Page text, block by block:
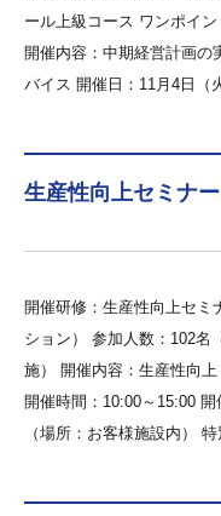
ール上級コース ワンポイ
開催内容：中期経営計画の
バイス 開催日：11月4日（
生産性向上セミナ
開催研修：生産性向上セ
ション） 参加人数：102名
施） 開催内容：生産性向
開催時間：10:00～15:00
（場所：お客様施設内）